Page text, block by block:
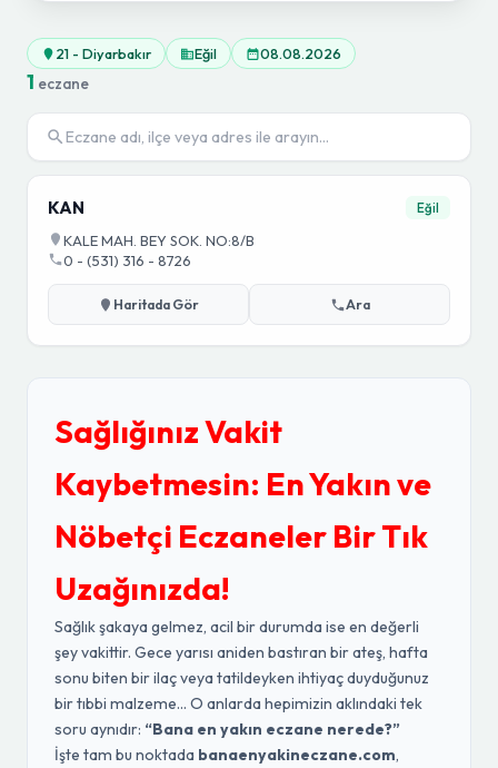
21 - Diyarbakır Eğil 08.08.2026
1 eczane
KAN Eğil
KALE MAH. BEY SOK. NO:8/B
0 - (531) 316 - 8726
Haritada Gör Ara
Sağlığınız Vakit
Kaybetmesin: En Yakın ve
Nöbetçi Eczaneler Bir Tık
Uzağınızda!
Sağlık şakaya gelmez, acil bir durumda ise en değerli
şey vakittir. Gece yarısı aniden bastıran bir ateş, hafta
sonu biten bir ilaç veya tatildeyken ihtiyaç duyduğunuz
bir tıbbi malzeme... O anlarda hepimizin aklındaki tek
soru aynıdır: “Bana en yakın eczane nerede?”
İşte tam bu noktada banaenyakineczane.com,